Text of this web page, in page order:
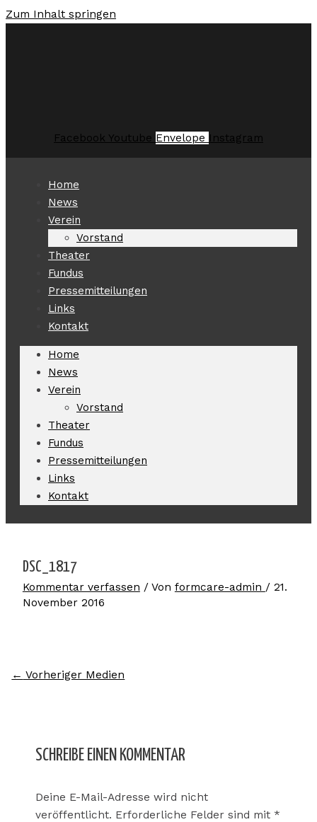
Zum Inhalt springen
Facebook Youtube Envelope Instagram
Home
News
Verein
Vorstand
Theater
Fundus
Pressemitteilungen
Links
Kontakt
Home
News
Verein
Vorstand
Theater
Fundus
Pressemitteilungen
Links
Kontakt
DSC_1817
Kommentar verfassen / Von formcare-admin / 21.
November 2016
← Vorheriger Medien
SCHREIBE EINEN KOMMENTAR
Deine E-Mail-Adresse wird nicht
veröffentlicht. Erforderliche Felder sind mit *